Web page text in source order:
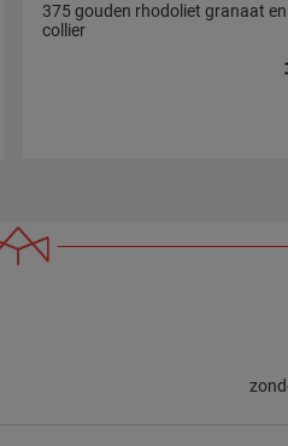
375 gouden rhodoliet granaat
collier